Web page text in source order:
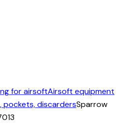
for airsoftAirsoft equipment
pockets, discardersSparrow